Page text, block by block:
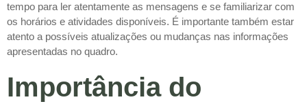
tempo para ler atentamente as mensagens e se familiarizar com
os horários e atividades disponíveis. É importante também estar
atento a possíveis atualizações ou mudanças nas informações
apresentadas no quadro.
Importância do